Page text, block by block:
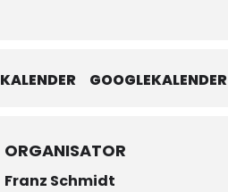
KALENDER GOOGLEKALENDER
ORGANISATOR
Franz Schmidt